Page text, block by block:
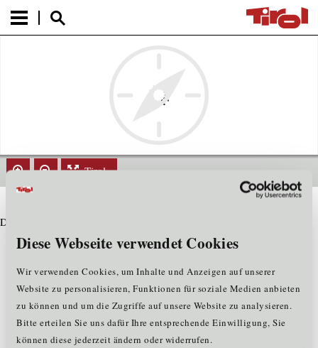
Diese Webseite verwendet Cookies
Wir verwenden Cookies, um Inhalte und Anzeigen auf unserer
Website zu personalisieren, Funktionen für soziale Medien anbieten
zu können und um die Zugriffe auf unsere Website zu analysieren.
Bitte erteilen Sie uns dafür Ihre entsprechende Einwilligung, Sie
können diese jederzeit ändern oder widerrufen.
Tirol
Datensatz nicht gefunden